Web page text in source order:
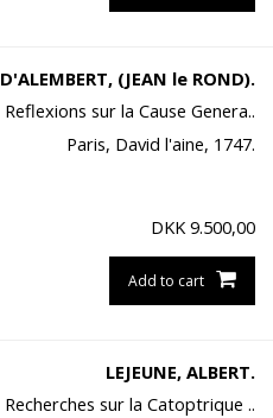
D'ALEMBERT, (JEAN le ROND).
Reflexions sur la Cause Genera..
Paris, David l'aine, 1747.
DKK 9.500,00
Add to cart
LEJEUNE, ALBERT.
Recherches sur la Catoptrique ..